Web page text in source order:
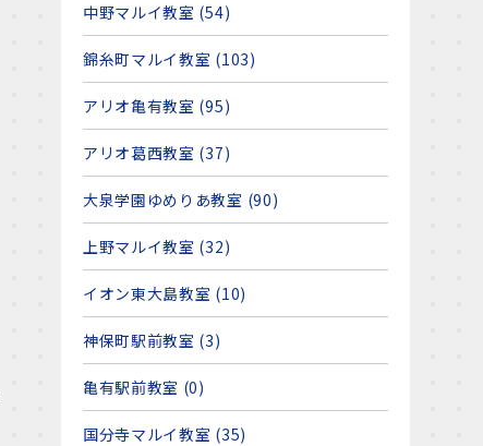
中野マルイ教室 (54)
錦糸町マルイ教室 (103)
アリオ亀有教室 (95)
アリオ葛西教室 (37)
大泉学園ゆめりあ教室 (90)
上野マルイ教室 (32)
イオン東大島教室 (10)
神保町駅前教室 (3)
亀有駅前教室 (0)
国分寺マルイ教室 (35)